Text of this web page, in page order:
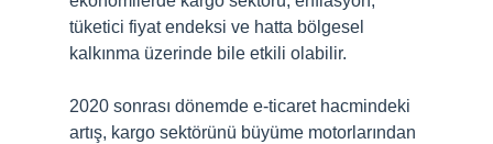
tüketici fiyat endeksi ve hatta bölgesel
kalkınma üzerinde bile etkili olabilir.
2020 sonrası dönemde e-ticaret hacmindeki
artış, kargo sektörünü büyüme motorlarından